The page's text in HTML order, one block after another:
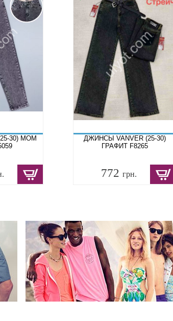
30) МОМ
ДЖИНСЫ VANVER (25-30)
ГРАФИТ F8265
772 грн.